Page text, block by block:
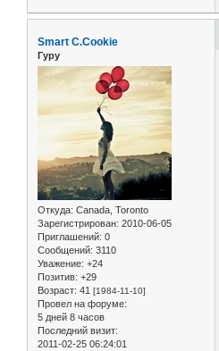
Smart C.Cookie
Гуру
Откуда: Canada, Toronto
Зарегистрирован: 2010-06-05
Приглашений: 0
Сообщений: 3110
Уважение: +24
Позитив: +29
Возраст: 41 [1984-11-10]
Провел на форуме:
5 дней 8 часов
Последний визит:
2011-02-25 06:24:01